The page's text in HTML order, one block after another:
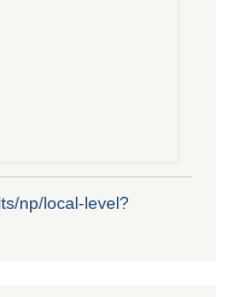
np/local-level?